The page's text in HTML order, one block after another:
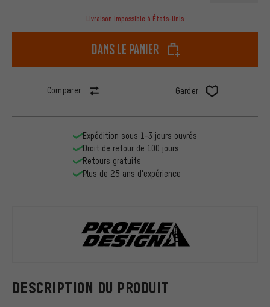
Livraison impossible à États-Unis
dans le panier
Comparer Garder
DESCRIPTION DU PRODUIT
Expédition sous 1-3 jours ouvrés
Droit de retour de 100 jours
Retours gratuits
Plus de 25 ans d'expérience
Profile